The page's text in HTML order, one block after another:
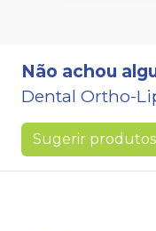
Não achou
Dental Ortho-
Sugerir produtos